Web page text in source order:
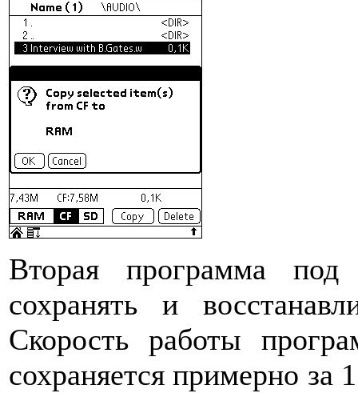
Вторая программа под
сохранять и
Скорость работы
сохраняется примерно за